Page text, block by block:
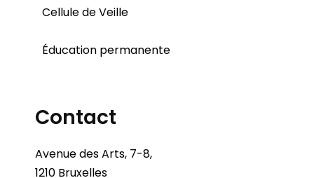
Cellule de Veille
Éducation permanente
Contact
Avenue des Arts, 7-8,
1210 Bruxelles